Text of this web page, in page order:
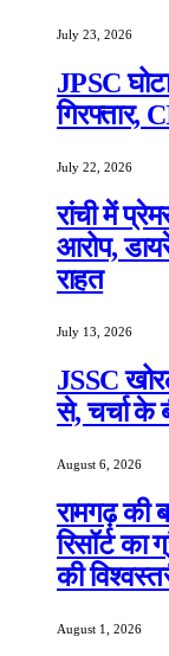
July 23, 2026
JPSC
गिरफ्तार,
July 22, 2026
रांची में
आरोप,
राहत
July 13, 2026
JSSC
से, चर्चा के
August 6, 2026
रामगढ़ की
रिसॉर्ट
की
August 1, 2026